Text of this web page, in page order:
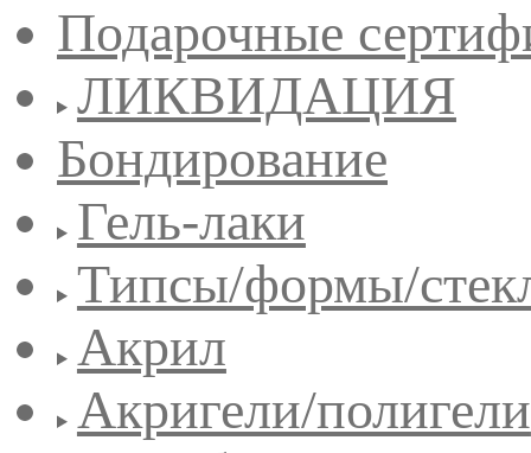
Подарочные
ЛИКВИДАЦИЯ
Бондирование
Гель-лаки
Типсы/формы/
Акрил
Акригели/полигели